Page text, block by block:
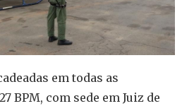
em todas as
BPM, com sede em Juiz de